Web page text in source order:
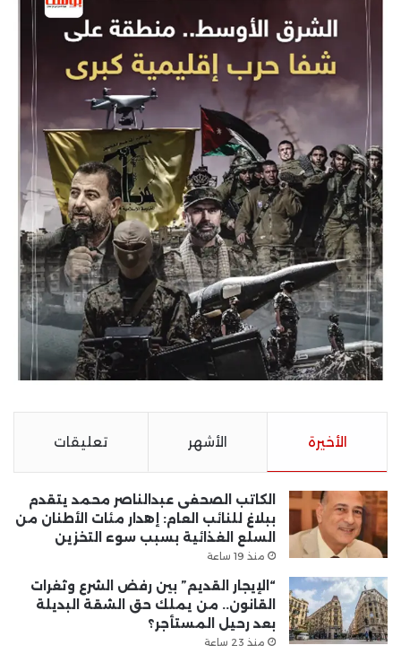
الأخيرة الأشهر تعليقات
الكاتب الصحفى عبدالناصر محمد يتقدم
ببلاغ للنائب العام: إهدار مئات الأطنان من
السلع الغذائية بسبب سوء التخزين
منذ 19 ساعة
“الإيجار القديم” بين رفض الشرع وثغرات
القانون.. من يملك حق الشقة البديلة
بعد رحيل المستأجر؟
منذ 23 ساعة